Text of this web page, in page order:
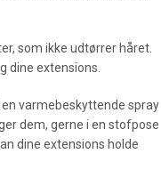
som ikke udtørrer håret.
dine extensions.
varmebeskyttende spray
dem, gerne i en stofpose
dine extensions holde